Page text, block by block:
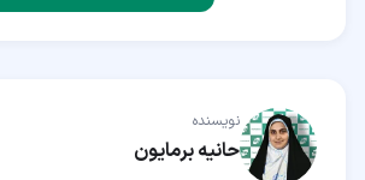
نویسنده
حانیه برمایون